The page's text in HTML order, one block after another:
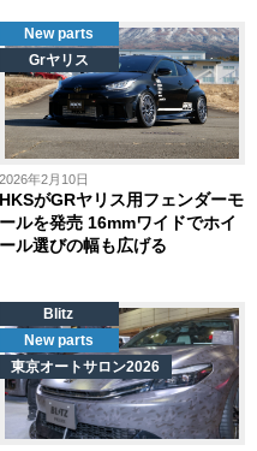
2026年2月10日
HKSがGRヤリス用フェンダーモ
ールを発売 16mmワイドでホイ
ール選びの幅も広げる
New parts
Grヤリス
Blitz
New parts
東京オートサロン2026